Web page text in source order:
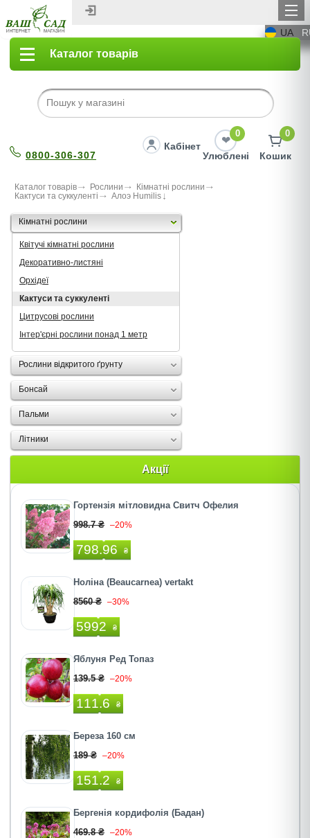
UA
Каталог товарів
0800-306-307
Кабінет
0
Улюблені
0
Кошик
Каталог товарів Рослини
Кімнатні рослини
Кактуси та суккуленті
Алоэ Humilis
Кімнатні рослини
Квітучі кімнатні рослини
Декоративно-листяні
Орхідеї
Кактуси та суккуленті
Цитрусові рослини
Інтер'єрні рослини понад 1 метр
Рослини відкритого ґрунту
Бонсай
Пальми
Літники
Акції
Гортензія мітловидна Свитч Офелия
998.7 ₴ –20%
798.96 ₴
Ноліна (Beaucarnea) vertakt
8560 ₴ –30%
5992 ₴
Яблуня Ред Топаз
139.5 ₴ –20%
111.6 ₴
Береза 160 см
189 ₴ –20%
151.2 ₴
Бергенія кордифолія (Бадан)
469.8 ₴ –20%